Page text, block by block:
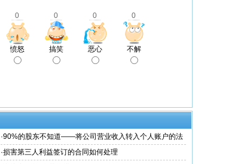
0 0 0 0
愤怒 搞笑 恶心 不解
·90%的股东不知道——将公司营业收入转入个人账户的法
律风险！
·损害第三人利益签订的合同如何处理